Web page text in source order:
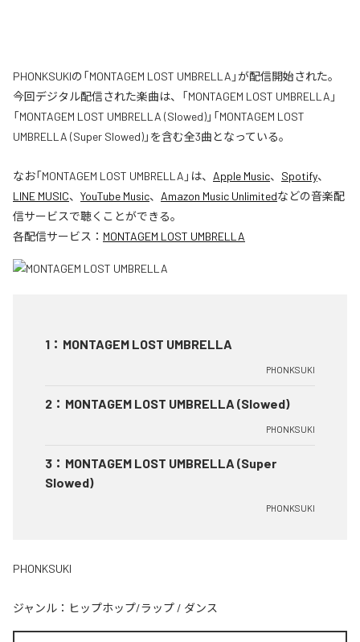
PHONKSUKIの「MONTAGEM LOST UMBRELLA」が配信開始された。
今回デジタル配信された楽曲は、「MONTAGEM LOST UMBRELLA」
「MONTAGEM LOST UMBRELLA (Slowed)」「MONTAGEM LOST
UMBRELLA (Super Slowed)」を含む全3曲となっている。
なお「MONTAGEM LOST UMBRELLA 」は、 Apple Music、 Spotify、
LINE MUSIC、 YouTube Music、 Amazon Music Unlimitedなどの音楽配
信サービスで聴くことができる。
各配信サービス： MONTAGEM LOST UMBRELLA
1 ： MONTAGEM LOST UMBRELLA
PHONKSUKI
2 ： MONTAGEM LOST UMBRELLA (Slowed)
PHONKSUKI
3 ： MONTAGEM LOST UMBRELLA (Super
Slowed)
PHONKSUKI
PHONKSUKI
ジャンル： ヒップホップ/ラップ / ダンス